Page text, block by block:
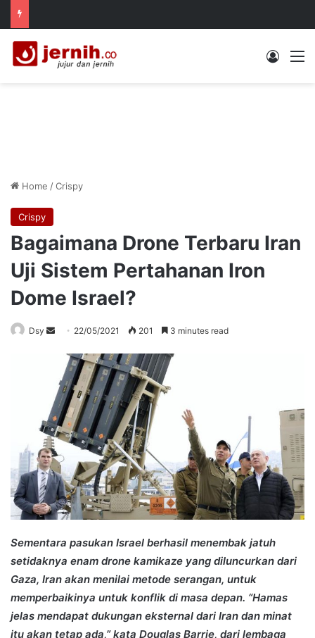
Log In
Home /Crispy
Crispy
Bagaimana Drone Terbaru Iran
Uji Sistem Pertahanan Iron
Dome Israel?
Dsy
Send
email
22/05/2021 201 3 minutes read
Sementara pasukan Israel berhasil menembak jatuh
setidaknya enam drone kamikaze yang diluncurkan dari
Gaza, Iran akan menilai metode serangan, untuk
memperbaikinya untuk konflik di masa depan. “Hamas
jelas mendapat dukungan eksternal dari Iran dan minat
itu akan tetap ada,” kata Douglas Barrie, dari lembaga